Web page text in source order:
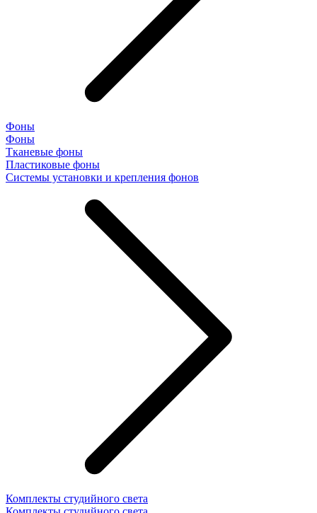
Фоны
Фоны
Тканевые фоны
Пластиковые фоны
Системы установки и крепления фонов
Комплекты студийного света